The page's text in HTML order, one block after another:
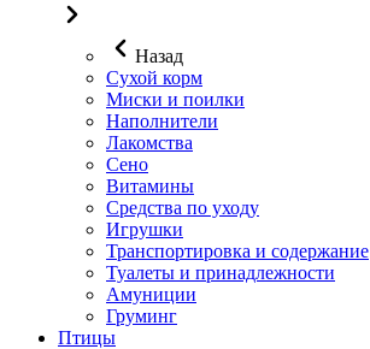
Назад
Сухой корм
Миски и поилки
Наполнители
Лакомства
Сено
Витамины
Средства по уходу
Игрушки
Транспортировка и содержание
Туалеты и принадлежности
Амуниции
Груминг
Птицы